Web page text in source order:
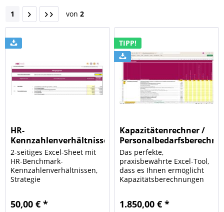
1 von 2
HR-
Kennzahlenverhältnisse
2-seitiges Excel-Sheet mit
HR-Benchmark-
Kennzahlenverhältnissen,
Strategie
50,00 € *
TIPP!
Kapazitätenrechner /
Das perfekte,
praxisbewährte Excel-Tool,
dass es Ihnen ermöglicht
Kapazitätsberechnungen
Personalabteilungen
1.850,00 € *